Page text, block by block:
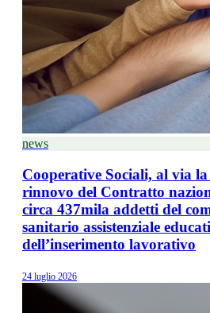
news
Cooperative Sociali, al via
rinnovo del Contratto
circa 437mila addetti del
sanitario assistenziale
dell’inserimento lavorativo
24 luglio 2026